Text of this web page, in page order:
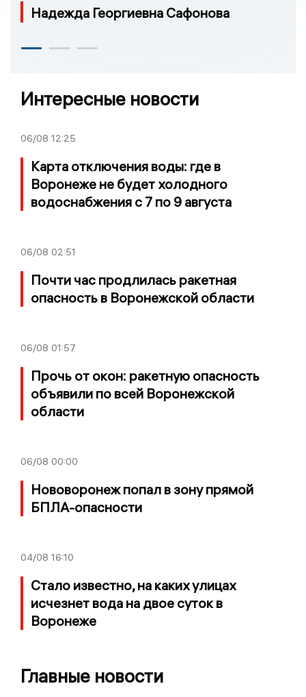
Надежда Георгиевна Сафонова
Интересные новости
06/08 12:25
Карта отключения воды: где в
Воронеже не будет холодного
водоснабжения с 7 по 9 августа
06/08 02:51
Почти час продлилась ракетная
опасность в Воронежской области
06/08 01:57
Прочь от окон: ракетную опасность
объявили по всей Воронежской
области
06/08 00:00
Нововоронеж попал в зону прямой
БПЛА-опасности
04/08 16:10
Стало известно, на каких улицах
исчезнет вода на двое суток в
Воронеже
Главные новости